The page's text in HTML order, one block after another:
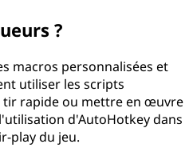
?
macros personnalisées et
utiliser les scripts
tir rapide ou mettre en œuvre
d'AutoHotkey dans
play du jeu.